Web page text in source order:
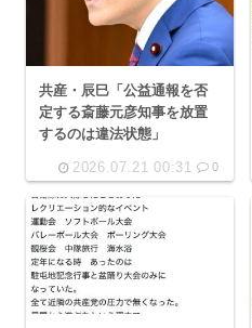
共産・辰巳「公益通報を否
定する斎藤元彦知事を放置
するのは違法状態」
2026.07.21 00:31 0